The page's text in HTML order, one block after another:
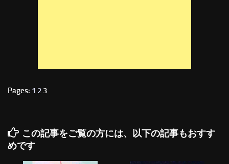
Pages: 1 2 3
この記事をご覧の方には、以下の記事もおすす
めです